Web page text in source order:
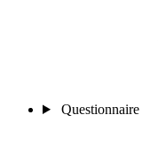
Questionnaire